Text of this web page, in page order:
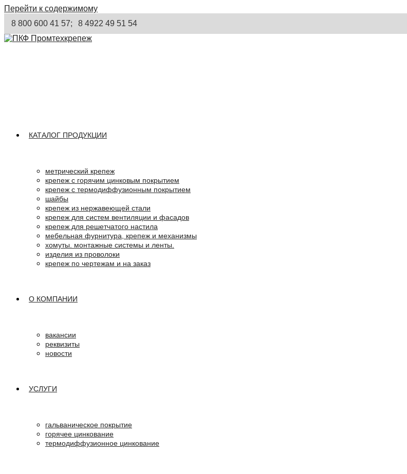
Перейти к содержимому
8 800 600 41 57;
8 4922 49 51 54
КАТАЛОГ ПРОДУКЦИИ
метрический крепеж
крепеж с горячим цинковым покрытием
крепеж с термодиффузионным покрытием
шайбы
крепеж из нержавеющей стали
крепеж для систем вентиляции и фасадов
крепеж для решетчатого настила
мебельная фурнитура, крепеж и механизмы
хомуты. монтажные системы и ленты.
изделия из проволоки
крепеж по чертежам и на заказ
О КОМПАНИИ
вакансии
реквизиты
новости
УСЛУГИ
гальваническое покрытие
горячее цинкование
термодиффузионное цинкование